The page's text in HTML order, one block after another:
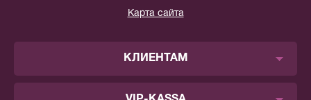
Карта сайта
КЛИЕНТАМ